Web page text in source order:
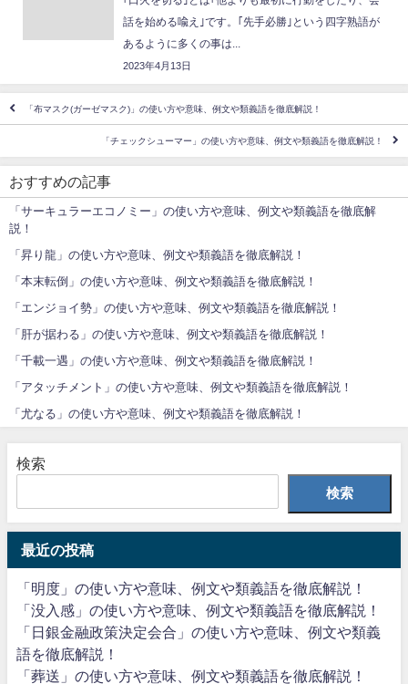
話を始める喩え｣です。｢先手必勝｣という四字熟語が
あるように多くの事は...
2023年4月13日
「布マスク(ガーゼマスク)」の使い方や意味、例文や類義語を徹底解説！
「チェックシューマー」の使い方や意味、例文や類義語を徹底解説！
おすすめの記事
「サーキュラーエコノミー」の使い方や意味、例文や類義語を徹底解
説！
「昇り龍」の使い方や意味、例文や類義語を徹底解説！
「本末転倒」の使い方や意味、例文や類義語を徹底解説！
「エンジョイ勢」の使い方や意味、例文や類義語を徹底解説！
「肝が据わる」の使い方や意味、例文や類義語を徹底解説！
「千載一遇」の使い方や意味、例文や類義語を徹底解説！
「アタッチメント」の使い方や意味、例文や類義語を徹底解説！
「尤なる」の使い方や意味、例文や類義語を徹底解説！
検索
検索
最近の投稿
「明度」の使い方や意味、例文や類義語を徹底解説！
「没入感」の使い方や意味、例文や類義語を徹底解説！
「日銀金融政策決定会合」の使い方や意味、例文や類義
語を徹底解説！
「葬送」の使い方や意味、例文や類義語を徹底解説！